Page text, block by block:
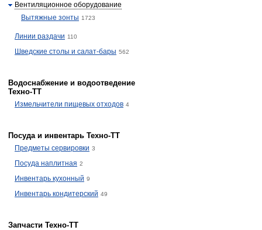
Вентиляционное оборудование
Вытяжные зонты 1723
Линии раздачи 110
Шведские столы и салат-бары 562
Водоснабжение и водоотведение
Техно-ТТ
Измельчители пищевых отходов 4
Посуда и инвентарь Техно-ТТ
Предметы сервировки 3
Посуда наплитная 2
Инвентарь кухонный 9
Инвентарь кондитерский 49
Запчасти Техно-ТТ